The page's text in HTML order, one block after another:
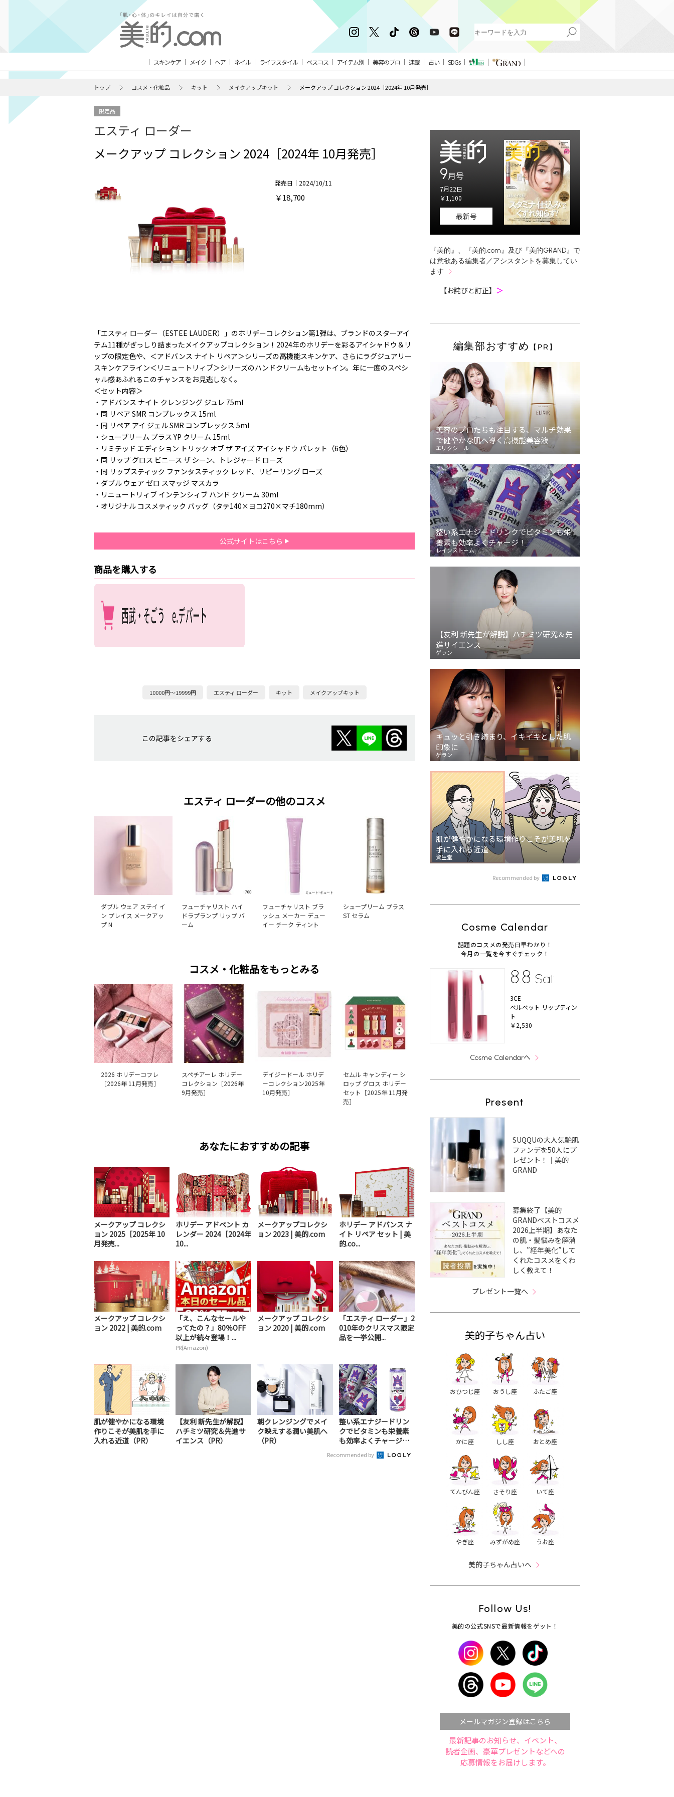
スキンケア メイク ヘア ネイル ライフスタイル ベスコス アイテム別 美容のプロ 連載 占い SDGs
トップ コスメ・化粧品 キット メイクアップキット メークアップ コレクション 2024［2024年 10月発売］
限定品
エスティ ローダー
メークアップ コレクション 2024［2024年 10月発売］
発売日｜2024/10/11
￥18,700
「エスティ ローダー（ESTEE LAUDER）」のホリデーコレクション第1弾は、ブランドのスターアイ
テム11種がぎっしり詰まったメイクアップコレクション！2024年のホリデーを彩るアイシャドウ＆リ
ップの限定色や、＜アドバンス ナイト リペア＞シリーズの高機能スキンケア、さらにラグジュアリー
スキンケアライン＜リニュートリィブ＞シリーズのハンドクリームもセットイン。年に一度のスペシ
ャル感あふれるこのチャンスをお見逃しなく。
＜セット内容＞
・アドバンス ナイト クレンジング ジュレ 75ml
・同 リペア SMR コンプレックス 15ml
・同 リペア アイ ジェル SMR コンプレックス 5ml
・シュープリーム プラス YP クリーム 15ml
・リミテッド エディション トリック オブ ザ アイズ アイシャドウ パレット（6色）
・同 リップ グロス ビニース ザ シーン、トレジャード ローズ
・同 リップスティック ファンタスティック レッド、リピーリング ローズ
・ダブル ウェア ゼロ スマッジ マスカラ
・リニュートリィブ インテンシィブ ハンド クリーム 30ml
・オリジナル コスメティック バッグ（タテ140×ヨコ270×マチ180mm）
公式サイトはこちら
商品を購入する
10000円～19999円 エスティ ローダー キット メイクアップキット
この記事をシェアする
エスティ ローダーの他のコスメ
ダブル ウェア ステイ イ
ン プレイス メークアッ
プ N
フューチャリスト ハイ
ドラプランプ リップ バ
ーム
フューチャリスト ブラ
ッシュ メーカー デュー
イー チーク ティント
シュープリーム プラス
ST セラム
コスメ・化粧品をもっとみる
2026 ホリデーコフレ
［2026年 11月発売］
スペチアーレ ホリデー
コレクション［2026年
9月発売］
デイジードール ホリデ
ーコレクション2025年
10月発売］
セムル キャンディー シ
ロップ グロス ホリデー
セット［2025年 11月発
売］
あなたにおすすめの記事
メークアップ コレクシ
ョン 2025［2025年 10
月発売...
ホリデー アドベント カ
レンダー 2024［2024年
10...
メークアップコレクシ
ョン 2023 | 美的.com
ホリデー アドバンス ナ
イト リペア セット | 美
的.co...
メークアップ コレクシ
ョン 2022 | 美的.com
「え、こんなセールや
ってたの？」80％OFF
以上が続々登場！...
PR(Amazon)
メークアップ コレクシ
ョン 2020 | 美的.com
「エスティ ローダー」2
010年のクリスマス限定
品を一挙公開...
肌が健やかになる環境
作りこそが美肌を手に
入れる近道（PR）
【友利 新先生が解説】
ハチミツ研究＆先進サ
イエンス（PR）
朝クレンジングでメイ
ク映えする潤い美肌へ
（PR）
整い系エナジードリン
クでビタミンも栄養素
も効率よくチャージ！
Recommended by
9月号
7月22日
￥1,100
最新号
『美的』、『美的.com』及び『美的GRAND』で
は意欲ある編集者／アシスタントを募集してい
ます
【お詫びと訂正】 ＞
編集部おすすめ 【PR】
美容のプロたちも注目する、マルチ効果
で健やかな肌へ導く高機能美容液
エリクシール
整い系エナジードリンクでビタミンも栄
養素も効率よくチャージ！
レインストーム
【友利 新先生が解説】ハチミツ研究＆先
進サイエンス
ゲラン
キュッと引き締まり、イキイキとした肌
印象に
ゲラン
肌が健やかになる環境作りこそが美肌を
手に入れる近道
資生堂
Recommended by
Cosme Calendar
話題のコスメの発売日早わかり！
今月の一覧を今すぐチェック！
8.8 Sat
3CE
ベルベット リップティン
ト
￥2,530
Cosme Calendarへ
Present
SUQQUの大人気艶肌
ファンデを50人にプ
レゼント！｜美的
GRAND
募集終了【美的
GRANDベストコスメ
2026上半期】あなた
の肌・髪悩みを解消
し、”経年美化”して
くれたコスメをくわ
しく教えて！
プレゼント一覧へ
美的子ちゃん占い
おひつじ座 おうし座 ふたご座
かに座 しし座 おとめ座
てんびん座 さそり座 いて座
やぎ座 みずがめ座 うお座
美的子ちゃん占いへ
Follow Us!
美的の公式SNSで最新情報をゲット！
メールマガジン登録はこちら
最新記事のお知らせ、イベント、
読者企画、豪華プレゼントなどへの
応募情報をお届けします。